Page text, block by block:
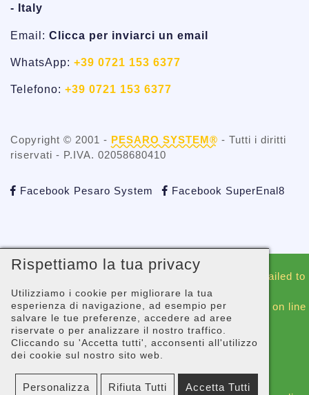
Rispettiamo la tua privacy
Utilizziamo i cookie per migliorare la tua
esperienza di navigazione, ad esempio per
salvare le tue preferenze, accedere ad aree
riservate o per analizzare il nostro traffico.
Cliccando su 'Accetta tutti', acconsenti all'utilizzo
dei cookie sul nostro sito web.
Personalizza Rifiuta Tutti Accetta Tutti
- Italy
Email: Clicca per inviarci un email
WhatsApp: +39 0721 153 6377
Telefono: +39 0721 153 6377
Copyright © 2001 - PESARO SYSTEM® - Tutti i diritti
riservati - P.IVA. 02058680410
Facebook Pesaro System Facebook SuperEnal8
Warning
: include(./whatsapp/whatsappblock.php): Failed to
open stream: No such file or directory in
/gopanel/sites/superenal8.com/_footer-script.php
on line
44
Warning: include(): Failed opening
(include_path='.:/usr/share/php') in